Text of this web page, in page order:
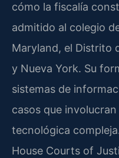
cómo la fiscalía
admitido al colegio
Maryland, el Distrito
y Nueva York. Su
sistemas de
casos que
tecnológica
House Courts of